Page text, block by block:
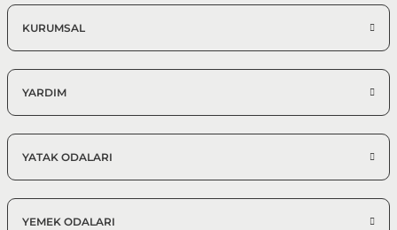
KURUMSAL
YARDIM
YATAK ODALARI
YEMEK ODALARI